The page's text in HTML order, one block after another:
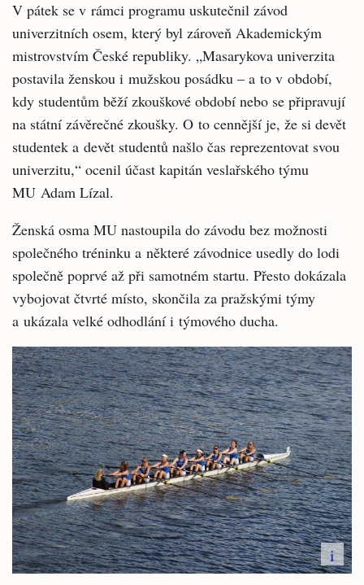
V pátek se v rámci programu uskutečnil závod
univerzitních osem, který byl zároveň Akademickým
mistrovstvím České republiky. „Masarykova univerzita
postavila ženskou i mužskou posádku – a to v období,
kdy studentům běží zkouškové období nebo se připravují
na státní závěrečné zkoušky. O to cennější je, že si devět
studentek a devět studentů našlo čas reprezentovat svou
univerzitu,“ ocenil účast kapitán veslařského týmu
MU Adam Lízal.
Ženská osma MU nastoupila do závodu bez možnosti
společného tréninku a některé závodnice usedly do lodi
společně poprvé až při samotném startu. Přesto dokázala
vybojovat čtvrté místo, skončila za pražskými týmy
a ukázala velké odhodlání i týmového ducha.
i